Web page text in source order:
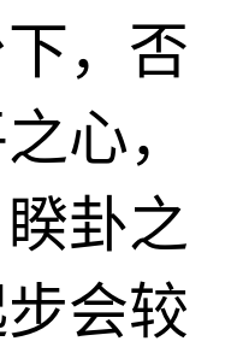
，否
心，
卦之
会较